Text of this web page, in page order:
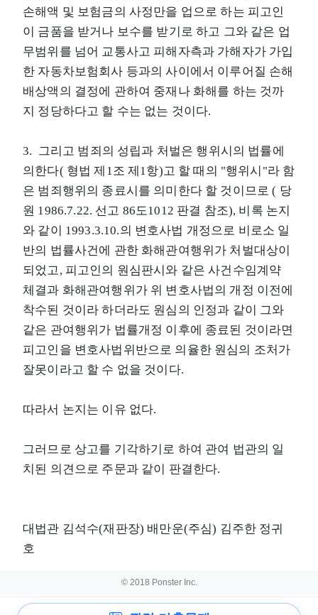
손해액 및 보험금의 사정만을 업으로 하는 피고인
이 금품을 받거나 보수를 받기로 하고 그와 같은 업
무범위를 넘어 교통사고 피해자측과 가해자가 가입
한 자동차보험회사 등과의 사이에서 이루어질 손해
배상액의 결정에 관하여 중재나 화해를 하는 것까
지 정당하다고 할 수는 없는 것이다.
3. 그리고 범죄의 성립과 처벌은 행위시의 법률에
의한다( 형법 제1조 제1항)고 할 때의 "행위시"라 함
은 범죄행위의 종료시를 의미한다 할 것이므로 ( 당
원 1986.7.22. 선고 86도1012 판결 참조), 비록 논지
와 같이 1993.3.10.의 변호사법 개정으로 비로소 일
반의 법률사건에 관한 화해관여행위가 처벌대상이
되었고, 피고인의 원심판시와 같은 사건수임계약
체결과 화해관여행위가 위 변호사법의 개정 이전에
착수된 것이라 하더라도 원심의 인정과 같이 그와
같은 관여행위가 법률개정 이후에 종료된 것이라면
피고인을 변호사법위반으로 의율한 원심의 조처가
잘못이라고 할 수 없을 것이다.
따라서 논지는 이유 없다.
그러므로 상고를 기각하기로 하여 관여 법관의 일
치된 의견으로 주문과 같이 판결한다.
대법관 김석수(재판장) 배만운(주심) 김주한 정귀
호
© 2018 Ponster Inc.